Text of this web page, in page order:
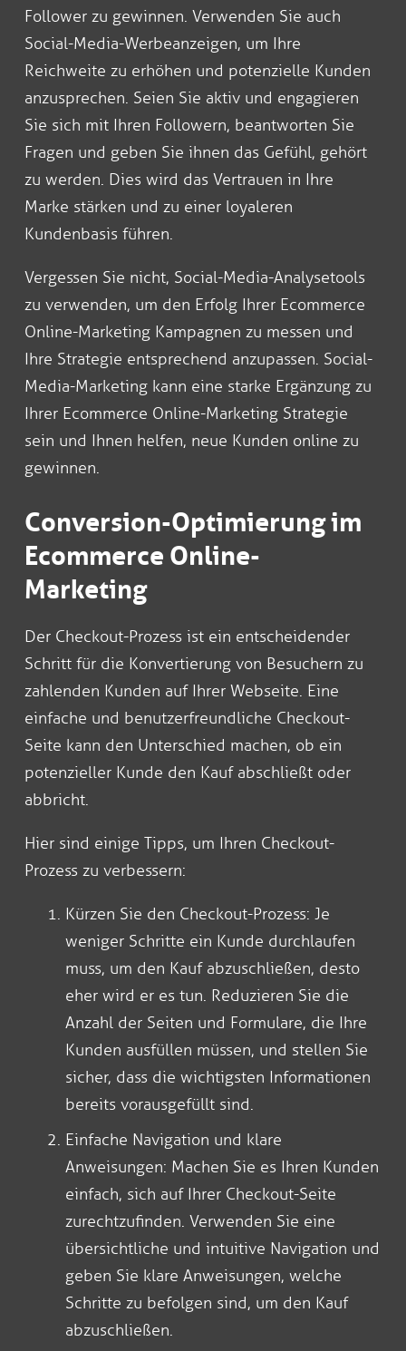
Follower zu gewinnen. Verwenden Sie auch
Social-Media-Werbeanzeigen, um Ihre
Reichweite zu erhöhen und potenzielle Kunden
anzusprechen. Seien Sie aktiv und engagieren
Sie sich mit Ihren Followern, beantworten Sie
Fragen und geben Sie ihnen das Gefühl, gehört
zu werden. Dies wird das Vertrauen in Ihre
Marke stärken und zu einer loyaleren
Kundenbasis führen.
Vergessen Sie nicht, Social-Media-Analysetools
zu verwenden, um den Erfolg Ihrer Ecommerce
Online-Marketing Kampagnen zu messen und
Ihre Strategie entsprechend anzupassen. Social-
Media-Marketing kann eine starke Ergänzung zu
Ihrer Ecommerce Online-Marketing Strategie
sein und Ihnen helfen, neue Kunden online zu
gewinnen.
Conversion-Optimierung im
Ecommerce Online-
Marketing
Der Checkout-Prozess ist ein entscheidender
Schritt für die Konvertierung von Besuchern zu
zahlenden Kunden auf Ihrer Webseite. Eine
einfache und benutzerfreundliche Checkout-
Seite kann den Unterschied machen, ob ein
potenzieller Kunde den Kauf abschließt oder
abbricht.
Hier sind einige Tipps, um Ihren Checkout-
Prozess zu verbessern:
Kürzen Sie den Checkout-Prozess: Je
weniger Schritte ein Kunde durchlaufen
muss, um den Kauf abzuschließen, desto
eher wird er es tun. Reduzieren Sie die
Anzahl der Seiten und Formulare, die Ihre
Kunden ausfüllen müssen, und stellen Sie
sicher, dass die wichtigsten Informationen
bereits vorausgefüllt sind.
Einfache Navigation und klare
Anweisungen: Machen Sie es Ihren Kunden
einfach, sich auf Ihrer Checkout-Seite
zurechtzufinden. Verwenden Sie eine
übersichtliche und intuitive Navigation und
geben Sie klare Anweisungen, welche
Schritte zu befolgen sind, um den Kauf
abzuschließen.